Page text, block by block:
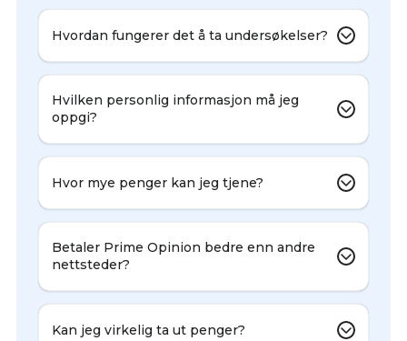
Hvordan fungerer det å ta undersøkelser?
Hvilken personlig informasjon må jeg
oppgi?
Hvor mye penger kan jeg tjene?
Betaler Prime Opinion bedre enn andre
nettsteder?
Kan jeg virkelig ta ut penger?